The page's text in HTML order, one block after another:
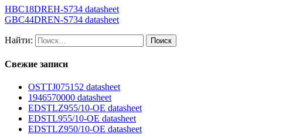
HBC18DREH-S734 datasheet
GBC44DREN-S734 datasheet
Найти:
Свежие записи
OSTTJ075152 datasheet
1946570000 datasheet
EDSTLZ955/10-OE datasheet
EDSTL955/10-OE datasheet
EDSTLZ950/10-OE datasheet